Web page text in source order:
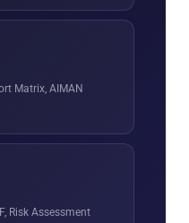
Matrix, AIMAN
Risk Assessment